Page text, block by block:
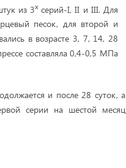
из 3х серий-I, II и III. Для
песок, для второй и
в возрасте 3, 7, 14, 28
составляла 0,4-0,5 МПа
и после 28 суток, а
серии на шестой месяц